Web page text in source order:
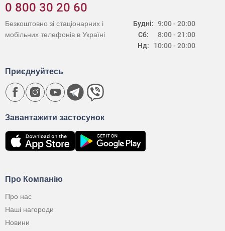
0 800 30 20 60
Будні:
Сб:
Нд:
9:00 - 20:00
8:00 - 21:00
10:00 - 20:00
Безкоштовно зі стаціонарних і
мобільних телефонів в Україні
Про Компанію
Про нас
Наші нагороди
Новини
Завантажити застосунок
Приєднуйтесь